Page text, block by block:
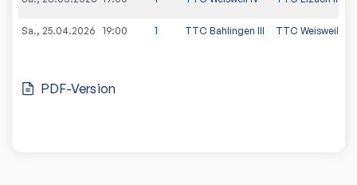
Sa., 25.04.2026 19:00 1 TTC Bahlingen III TTC Weisweil IV
PDF-Version